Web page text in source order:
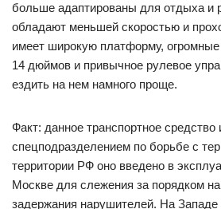
больше адаптированы для отдыха и
обладают меньшей скоростью и
имеет широкую платформу,
14 дюймов и привычное рулевое
ездить на нем намного проще.
Факт: данное транспортное средство
спецподразделением по борьбе с
территории РФ оно введено в
Москве для слежения за порядком
задержания нарушителей. На Западе